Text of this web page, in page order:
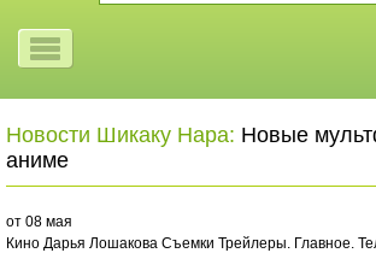
Новости Шикаку Нара: Новые
аниме
от 08 мая
Кино Дарья Лошакова Съемки Трейлеры. Главное.